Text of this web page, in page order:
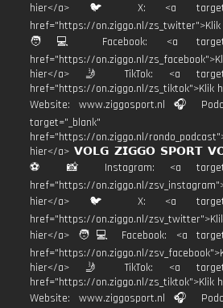
hier</a> 🐦 X: <a
href="https://on.ziggo.nl/
🧑💻 Facebook: <a
href="https://on.ziggo.nl/
hier</a> 🤳 TikTok: <a
href="https://on.ziggo.nl/zs_tiktok">Klik
Website: www.ziggosport.nl 🎧
target="_blank"
href="https://on.ziggo.nl/
hier</a> 𝗩𝗢𝗟𝗚 𝗭𝗜𝗚𝗚𝗢 𝗦𝗣𝗢𝗥𝗧
⚽️ 📸 Instagram: <a
href="https://on.ziggo.nl/
hier</a> 🐦 X: <a
href="https://on.ziggo.nl/
hier</a> 🧑💻 Facebook: <a
href="https://on.ziggo.nl/
hier</a> 🤳 TikTok: <a
href="https://on.ziggo.nl/zs_tiktok">Klik
Website: www.ziggosport.nl 🎧